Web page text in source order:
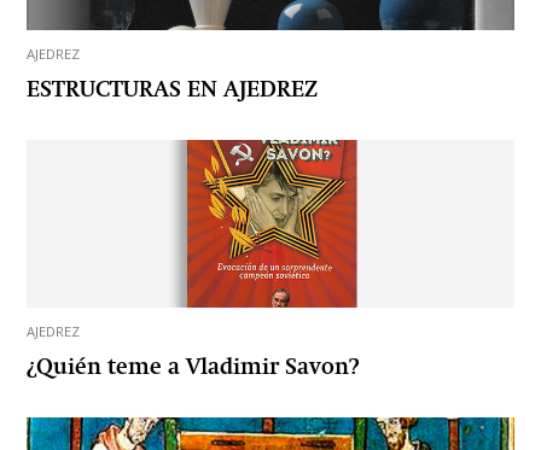
AJEDREZ
ESTRUCTURAS EN AJEDREZ
AJEDREZ
¿Quién teme a Vladimir Savon?